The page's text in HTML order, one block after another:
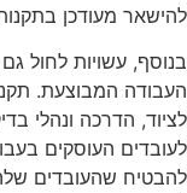
להישאר מעודכן
בנוסף, עשויות לחול
העבודה המבוצעת.
לציוד, הדרכה ונהלי
לעובדים העוסקים
להבטיח שהעובדים